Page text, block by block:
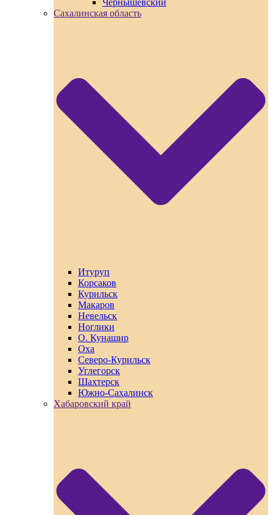
Сахалинская область
Итуруп
Корсаков
Курильск
Макаров
Невельск
Ноглики
О. Кунашир
Оха
Северо-Курильск
Углегорск
Шахтерск
Южно-Сахалинск
Хабаровский край